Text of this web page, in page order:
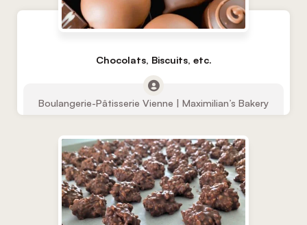
Chocolats, Biscuits, etc.
Boulangerie-Pâtisserie Vienne | Maximilian’s Bakery